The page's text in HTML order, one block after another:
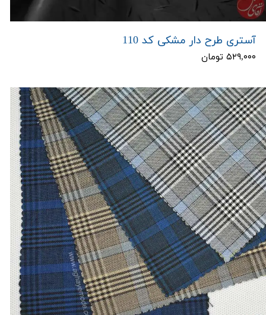
آستری طرح دار مشکی کد 110
۵۲۹,۰۰۰ تومان